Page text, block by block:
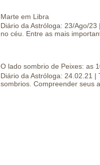
Marte em Libra
Diário da Astróloga: 23/Ago/
no céu. Entre as mais
O lado sombrio de Peixes: as
Diário da Astróloga: 24.02.21 |
sombrios. Compreender seus